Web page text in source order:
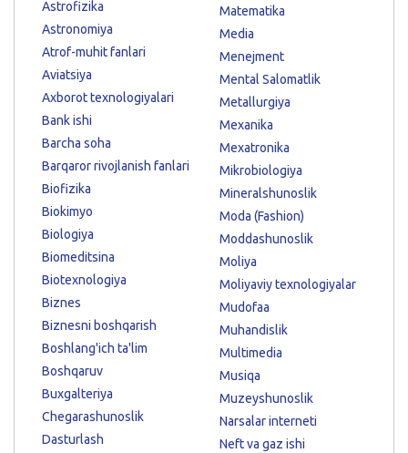
Astrofizika
Astronomiya
Atrof-muhit fanlari
Aviatsiya
Axborot texnologiyalari
Bank ishi
Barcha soha
Barqaror rivojlanish fanlari
Biofizika
Biokimyo
Biologiya
Biomeditsina
Biotexnologiya
Biznes
Biznesni boshqarish
Boshlang'ich ta'lim
Boshqaruv
Buxgalteriya
Chegarashunoslik
Dasturlash
Matematika
Media
Menejment
Mental Salomatlik
Metallurgiya
Mexanika
Mexatronika
Mikrobiologiya
Mineralshunoslik
Moda (Fashion)
Moddashunoslik
Moliya
Moliyaviy texnologiyalar
Mudofaa
Muhandislik
Multimedia
Musiqa
Muzeyshunoslik
Narsalar interneti
Neft va gaz ishi